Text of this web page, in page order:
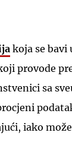
koja se
provode
sa
iako